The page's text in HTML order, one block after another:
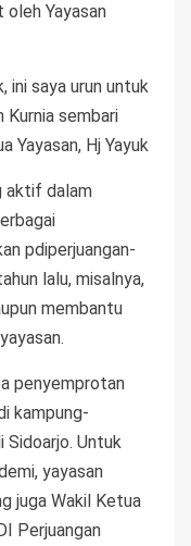
oleh Yayasan
ini saya urun untuk
Kurnia sembari
Yayasan, Hj Yayuk
aktif dalam
pdiperjuangan-
lalu, misalnya,
membantu
penyemprotan
kampung-
Sidoarjo. Untuk
yayasan
juga Wakil Ketua
Perjuangan